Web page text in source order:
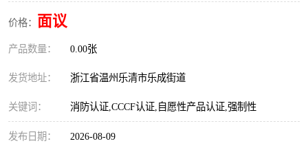
价格： 面议
产品数量： 0.00张
发货地址： 浙江省温州乐清市乐成街道
关键词： 消防认证,CCCF认证,自愿性产品认证,强制性
发布日期： 2026-08-09